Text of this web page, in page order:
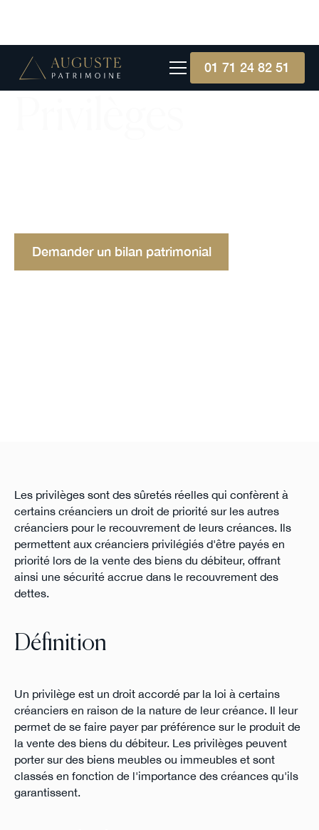
01 71 24 82 51
Demander un bilan patrimonial
Les privilèges sont des sûretés réelles qui confèrent à
certains créanciers un droit de priorité sur les autres
créanciers pour le recouvrement de leurs créances. Ils
permettent aux créanciers privilégiés d'être payés en
priorité lors de la vente des biens du débiteur, offrant
ainsi une sécurité accrue dans le recouvrement des
dettes.
Définition
Un privilège est un droit accordé par la loi à certains
créanciers en raison de la nature de leur créance. Il leur
permet de se faire payer par préférence sur le produit de
la vente des biens du débiteur. Les privilèges peuvent
porter sur des biens meubles ou immeubles et sont
classés en fonction de l'importance des créances qu'ils
garantissent.